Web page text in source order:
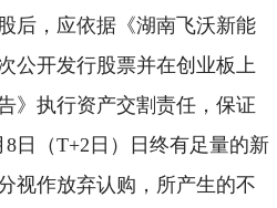
后，应依据《湖南飞沃新能
公开发行股票并在创业板上
》执行资产交割责任，保证
日（T+2日）日终有足量的新
视作放弃认购，所产生的不